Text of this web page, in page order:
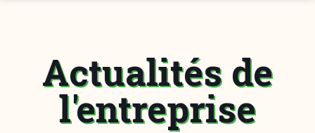
Actualités de
l'entreprise